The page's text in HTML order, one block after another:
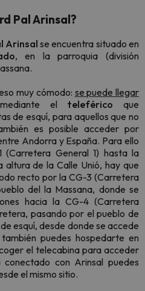
Pal Arinsal?
Arinsal se encuentra situado en
, en la parroquia (división
muy cómodo: se puede llegar
el teleférico que
de esquí, para aquellos que no
es posible acceder por
Andorra y España. Para ello
General 1) hasta la
de la Calle Unió, hay que
recto por la CG-3 (Carretera
del la Massana, donde se
hacia la CG-4 (Carretera
pasando por el pueblo de
esquí, desde donde se accede
puedes hospedarte en
el telecabina para acceder
con Arinsal puedes
el mismo sitio.